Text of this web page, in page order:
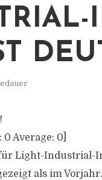
0 Average: 0
Light-Industrial-
als im